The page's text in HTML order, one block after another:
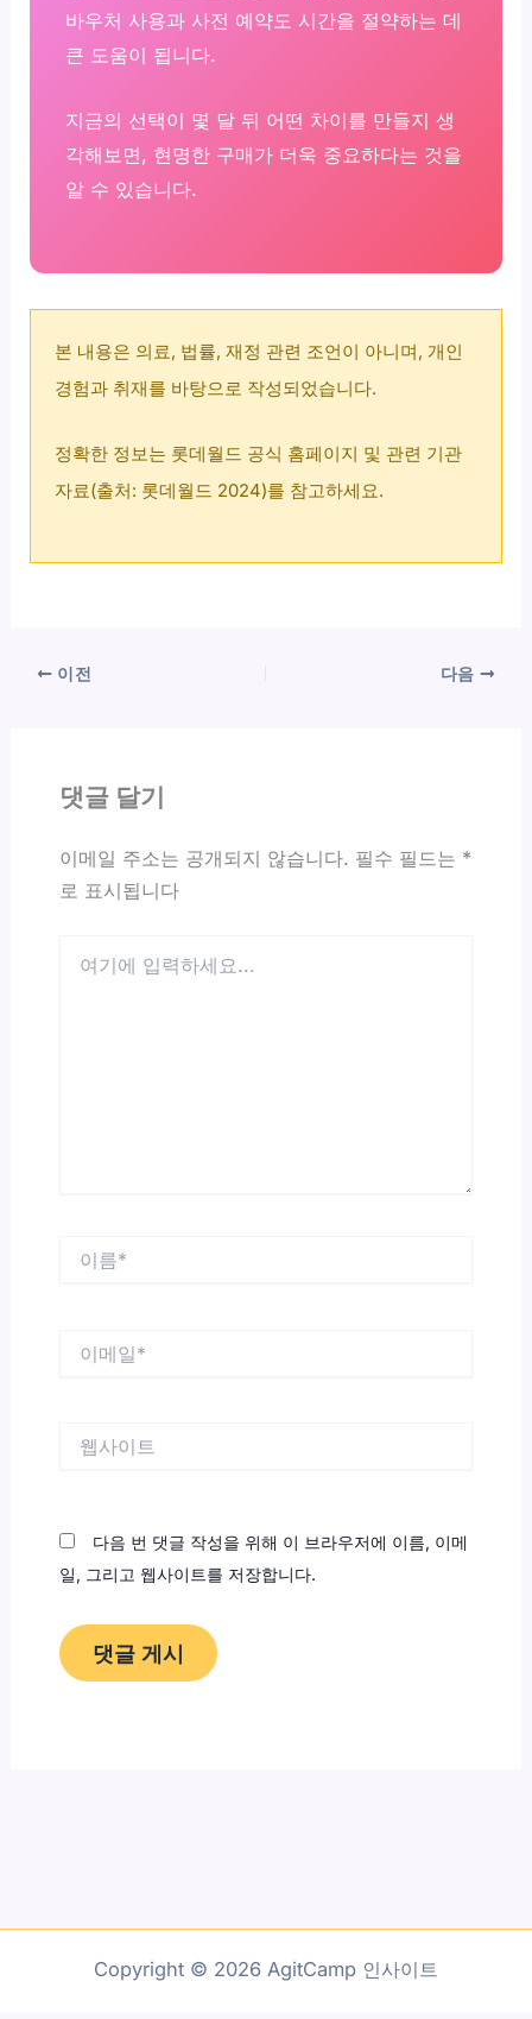
바우처 사용과 사전 예약도 시간을 절약하는 데
큰 도움이 됩니다.
지금의 선택이 몇 달 뒤 어떤 차이를 만들지 생
각해보면, 현명한 구매가 더욱 중요하다는 것을
알 수 있습니다.
본 내용은 의료, 법률, 재정 관련 조언이 아니며, 개인
경험과 취재를 바탕으로 작성되었습니다.
정확한 정보는 롯데월드 공식 홈페이지 및 관련 기관
자료(출처: 롯데월드 2024)를 참고하세요.
이전 다음
댓글 달기
이메일 주소는 공개되지 않습니다. 필수 필드는 *
로 표시됩니다
다음 번 댓글 작성을 위해 이 브라우저에 이름, 이메
일, 그리고 웹사이트를 저장합니다.
Copyright © 2026 AgitCamp 인사이트